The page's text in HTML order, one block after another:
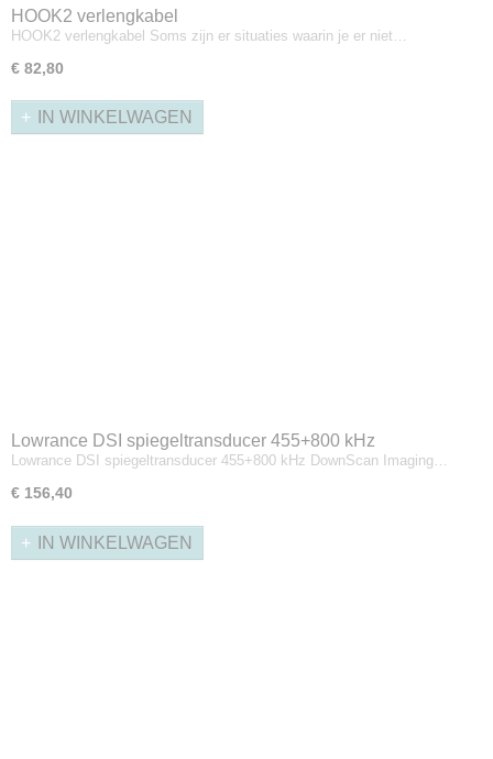
HOOK2 verlengkabel
HOOK2 verlengkabel Soms zijn er situaties waarin je er niet…
€ 82,80
IN WINKELWAGEN
Lowrance DSI spiegeltransducer 455+800 kHz
Lowrance DSI spiegeltransducer 455+800 kHz DownScan Imaging…
€ 156,40
IN WINKELWAGEN